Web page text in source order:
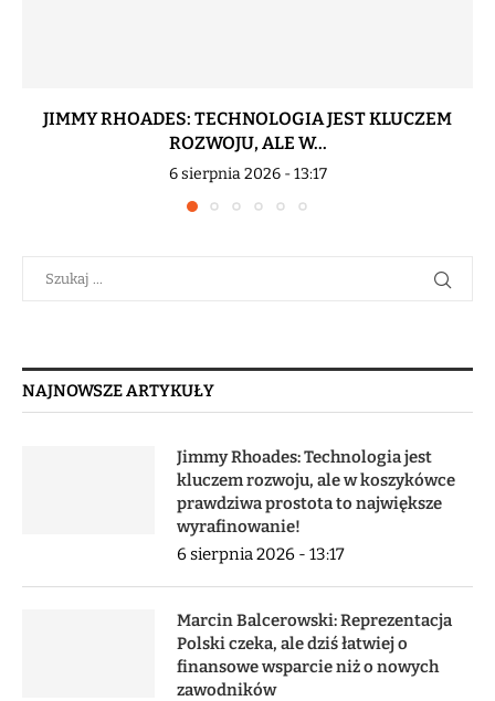
JIMMY RHOADES: TECHNOLOGIA JEST KLUCZEM
ROZWOJU, ALE W...
6 sierpnia 2026 - 13:17
NAJNOWSZE ARTYKUŁY
Jimmy Rhoades: Technologia jest
kluczem rozwoju, ale w koszykówce
prawdziwa prostota to największe
wyrafinowanie!
6 sierpnia 2026 - 13:17
Marcin Balcerowski: Reprezentacja
Polski czeka, ale dziś łatwiej o
finansowe wsparcie niż o nowych
zawodników